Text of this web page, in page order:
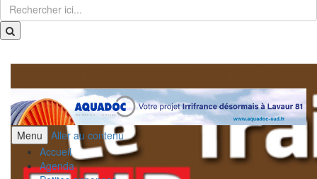
Menu
Aller au contenu
Accueil
Agenda